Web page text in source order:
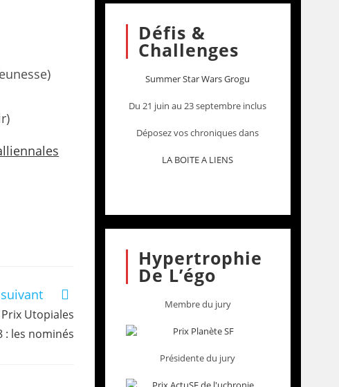
Utopiales
: les nominés
Défis &
Challenges
Summer Star Wars Grogu
Du 21 juin au 23 septembre inclus
Déposez vos chroniques dans
LA BOITE A LIENS
Hypertrophie
De L’égo
Membre du jury
Présidente du jury